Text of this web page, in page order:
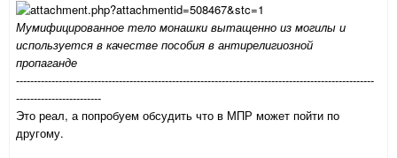
Мумифицированное тело монашки вытащенно из могилы и
используется в качестве пособия в антирелигиозной
пропаганде
-----------------------------------------------------------------------------------------------------
------------------------
Это реал, а попробуем обсудить что в МПР может пойти по
другому.